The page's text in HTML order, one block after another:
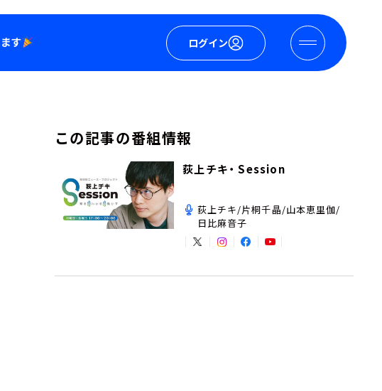
ログイン
この記事の番組情報
荻上チキ・ Session
荻上チキ/片桐千晶/山本恵里伽/
日比麻音子